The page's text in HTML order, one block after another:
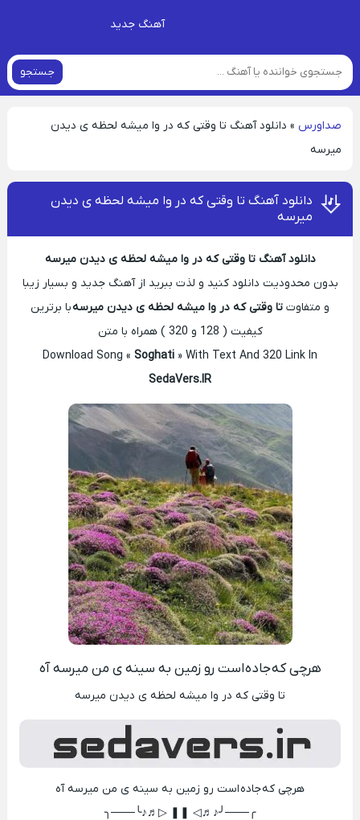
آهنگ جدید
جستجو
صداورس » دانلود آهنگ تا وقتی که در وا میشه لحظه ی دیدن
میرسه
دانلود آهنگ تا وقتی که در وا میشه لحظه ی دیدن
میرسه
دانلود آهنگ تا وقتی که در وا میشه لحظه ی دیدن میرسه
بدون محدودیت دانلود کنید و لذت ببرید از آهنگ جدید و بسیار زیبا
و متفاوت تا وقتی که در وا میشه لحظه ی دیدن میرسهبا برترین
کیفیت ( 128 و 320 ) همراه با متن
Download Song « Soghati » With Text And 320 Link In
SedaVers.IR
هرچی که جاده است رو زمین به سینه ی من میرسه آه
تا وقتی که در وا میشه لحظه ی دیدن میرسه
هرچی که جاده است رو زمین به سینه ی من میرسه آه
╭───╯♪♬◁ ❚❚ ▷♬♪╰───╮